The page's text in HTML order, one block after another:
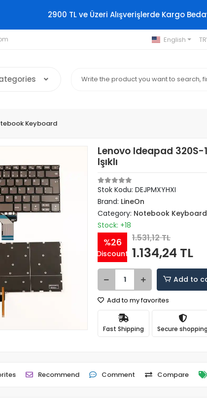
2900 TL ve Üzeri Alışverişlerde Kargo
English
Keyboard
Lenovo Ideapad 320S-
Işıklı
Stok Kodu: DEJPMXYHXI
Brand: LineOn
Category: Notebook Keyboard
Stock: +18
%26
Discount
1.531,12 TL
1.134,24 TL
Add to
Add to my favorites
Fast Shipping Secure shopping
Recommend Comment Compare